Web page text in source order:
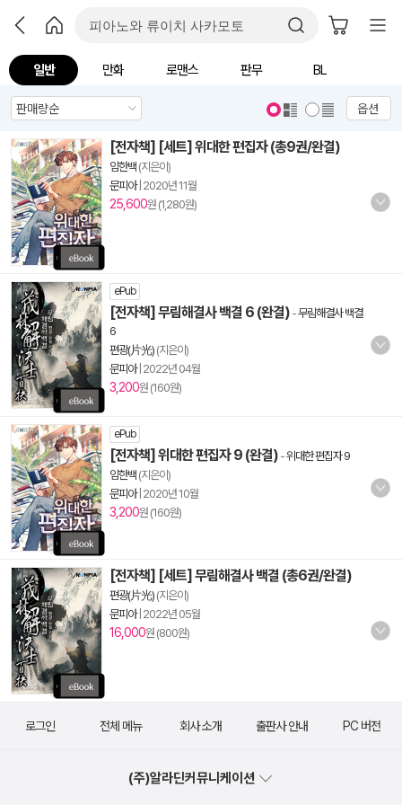
일반 만화 로맨스 판무 BL
옵션
[전자책] [세트] 위대한 편집자 (총9권/완결)
임한백 (지은이)
문피아| 2020년 11월
25,600원 (1,280원)
ePub
[전자책] 무림해결사 백결 6 (완결) -무림해결사 백결
6
편광(片光) (지은이)
문피아| 2022년 04월
3,200원 (160원)
ePub
[전자책] 위대한 편집자 9 (완결) -위대한 편집자 9
임한백 (지은이)
문피아| 2020년 10월
3,200원 (160원)
[전자책] [세트] 무림해결사 백결 (총6권/완결)
편광(片光) (지은이)
문피아| 2022년 05월
16,000원 (800원)
로그인 전체 메뉴 회사 소개 출판사 안내 PC 버전
(주)알라딘커뮤니케이션